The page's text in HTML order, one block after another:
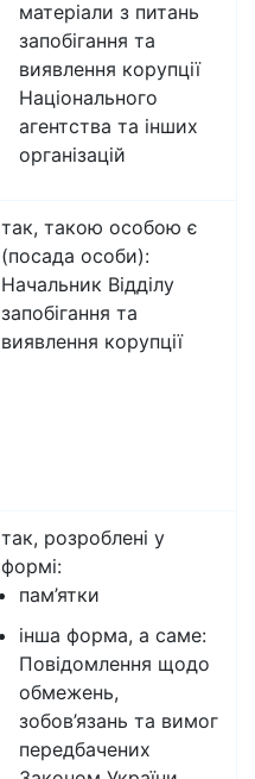
матеріали з питань
запобігання та
виявлення корупції
Національного
агентства та інших
організацій
так, такою особою є
(посада особи):
Начальник Відділу
запобігання та
виявлення корупції
так, розроблені у
формі:
пам’ятки
інша форма, а саме:
Повідомлення щодо
обмежень,
зобов’язань та вимог
передбачених